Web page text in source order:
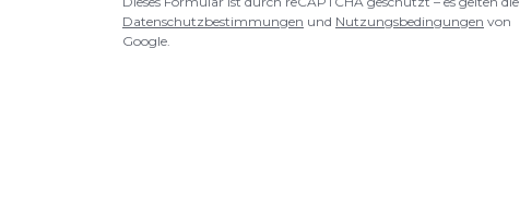
Datenschutzbestimmungen und Nutzungsbedingungen von
Google.